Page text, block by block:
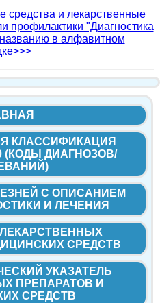
средства и лекарственные
профилактики "Диагностика
в алфавитном
КЛАССИФИКАЦИЯ
(КОДЫ ДИАГНОЗОВ/
С ОПИСАНИЕМ
И ЛЕЧЕНИЯ
СРЕДСТВ
УКАЗАТЕЛЬ
ПРЕПАРАТОВ И
СРЕДСТВ